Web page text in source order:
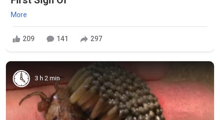
More
209 141 297
3 h 2 min